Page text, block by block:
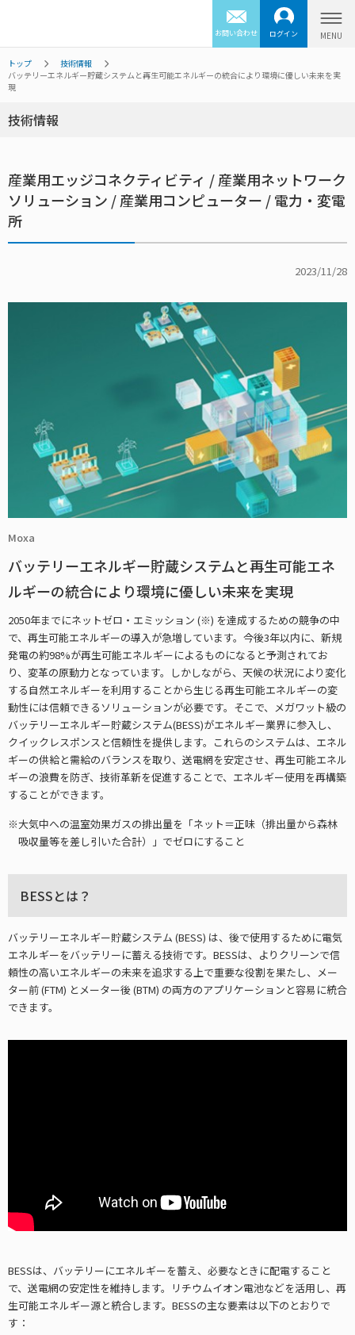
お問い合わせ ログイン
トップ
技術情報
バッテリーエネルギー貯蔵システムと再生可能エネルギーの統合により環境に優しい未来を実
現
技術情報
産業用エッジコネクティビティ / 産業用ネットワーク
ソリューション / 産業用コンピューター / 電力・変電
所
2023/11/28
Moxa
バッテリーエネルギー貯蔵システムと再生可能エネ
ルギーの統合により環境に優しい未来を実現
2050年までにネットゼロ・エミッション (※) を達成するための競争の中
で、再生可能エネルギーの導入が急増しています。今後3年以内に、新規
発電の約98%が再生可能エネルギーによるものになると予測されてお
り、変革の原動力となっています。しかしながら、天候の状況により変化
する自然エネルギーを利用することから生じる再生可能エネルギーの変
動性には信頼できるソリューションが必要です。そこで、メガワット級の
バッテリーエネルギー貯蔵システム(BESS)がエネルギー業界に参入し、
クイックレスポンスと信頼性を提供します。これらのシステムは、エネル
ギーの供給と需給のバランスを取り、送電網を安定させ、再生可能エネル
ギーの浪費を防ぎ、技術革新を促進することで、エネルギー使用を再構築
することができます。
大気中への温室効果ガスの排出量を「ネット＝正味（排出量から森林
吸収量等を差し引いた合計）」でゼロにすること
BESSとは？
バッテリーエネルギー貯蔵システム (BESS) は、後で使用するために電気
エネルギーをバッテリーに蓄える技術です。BESSは、よりクリーンで信
頼性の高いエネルギーの未来を追求する上で重要な役割を果たし、メー
ター前 (FTM) とメーター後 (BTM) の両方のアプリケーションと容易に統合
できます。
BESSは、バッテリーにエネルギーを蓄え、必要なときに配電すること
で、送電網の安定性を維持します。リチウムイオン電池などを活用し、再
生可能エネルギー源と統合します。BESSの主な要素は以下のとおりで
す：